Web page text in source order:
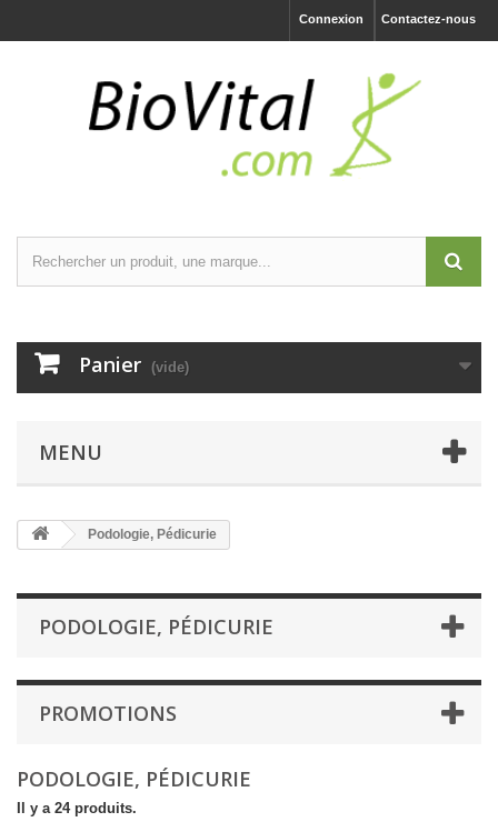
Contactez-nous
Connexion
Panier (vide)
MENU
Podologie, Pédicurie
PODOLOGIE, PÉDICURIE
PROMOTIONS
PODOLOGIE, PÉDICURIE
Il y a 24 produits.